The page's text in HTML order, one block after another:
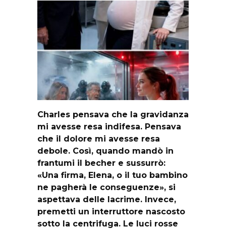
Charles pensava che la gravidanza
mi avesse resa indifesa. Pensava
che il dolore mi avesse resa
debole. Così, quando mandò in
frantumi il becher e sussurrò:
«Una firma, Elena, o il tuo bambino
ne pagherà le conseguenze», si
aspettava delle lacrime. Invece,
premetti un interruttore nascosto
sotto la centrifuga. Le luci rosse